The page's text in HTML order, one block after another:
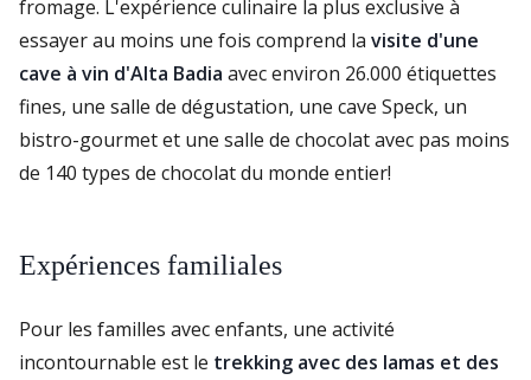
fromage. L'expérience culinaire la plus exclusive à
essayer au moins une fois comprend la visite d'une
cave à vin d'Alta Badia avec environ 26.000 étiquettes
fines, une salle de dégustation, une cave Speck, un
bistro-gourmet et une salle de chocolat avec pas moins
de 140 types de chocolat du monde entier!
Expériences familiales
Pour les familles avec enfants, une activité
incontournable est le trekking avec des lamas et des